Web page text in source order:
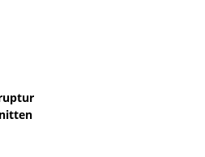
schwanger werden?